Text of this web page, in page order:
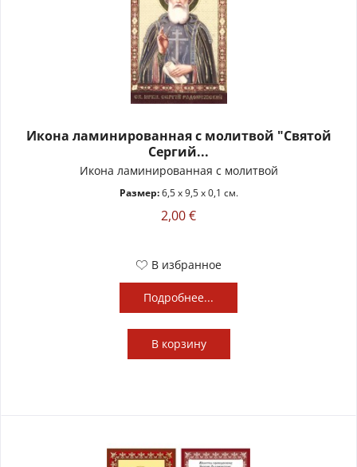
Икона ламинированная с молитвой "Святой
Сергий...
Икона ламинированная с молитвой
Размер:6,5 x 9,5 x 0,1 см.
2,00 €
В избранное
Подробнее...
В корзину